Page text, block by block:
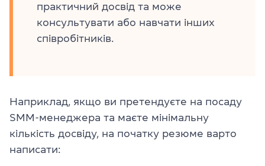
практичний досвід та може
консультувати або навчати інших
співробітників.
Наприклад, якщо ви претендуєте на посаду
SMM-менеджера та маєте мінімальну
кількість досвіду, на початку резюме варто
написати: